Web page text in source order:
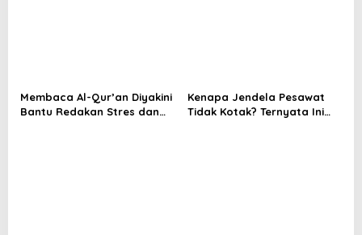
Membaca Al-Qur’an Diyakini
Bantu Redakan Stres dan
Kenapa Jendela Pesawat
Tidak Kotak? Ternyata Ini